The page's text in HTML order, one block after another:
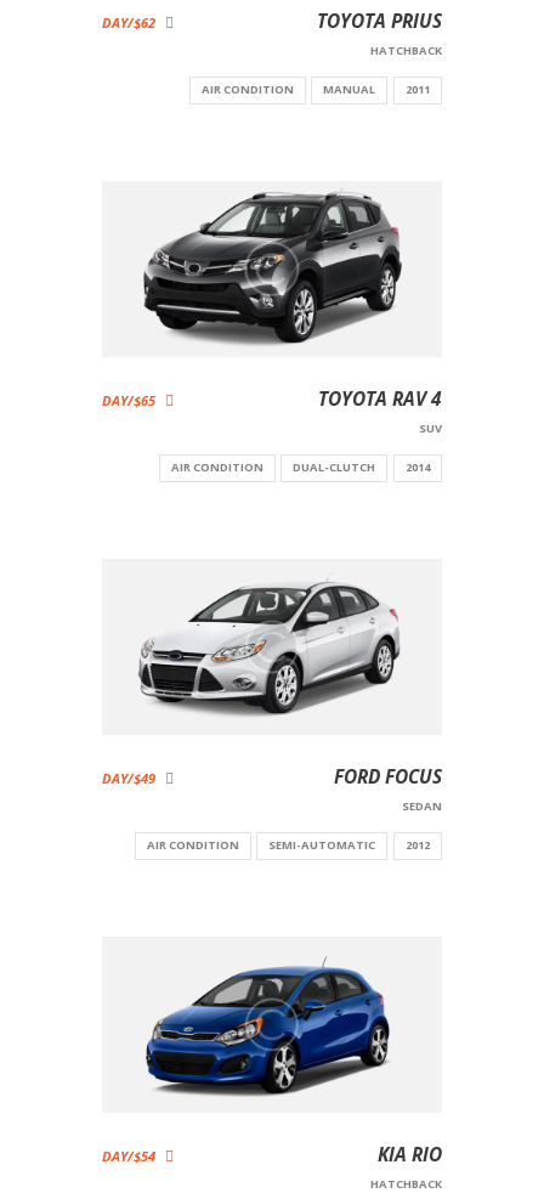
TOYOTA PRIUS
HATCHBACK
$62/DAY
2011
MANUAL
AIR CONDITION
TOYOTA RAV 4
SUV
$65/DAY
2014
DUAL-CLUTCH
AIR CONDITION
FORD FOCUS
SEDAN
$49/DAY
2012
SEMI-AUTOMATIC
AIR CONDITION
KIA RIO
HATCHBACK
$54/DAY